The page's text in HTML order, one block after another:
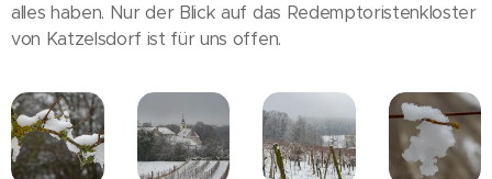
alles haben. Nur der Blick auf das Redemptoristenkloster
von Katzelsdorf ist für uns offen.